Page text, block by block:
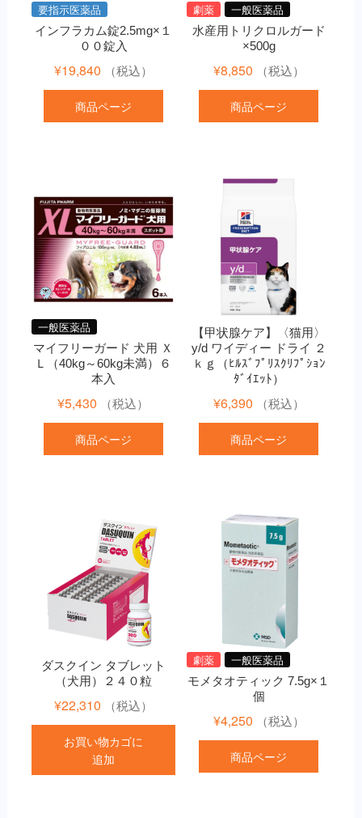
要指示医薬品
インフラカム錠2.5mg×１
００錠入
¥19,840 （税込）
商品ページ
劇薬 一般医薬品
水産用トリクロルガード
×500g
¥8,850 （税込）
商品ページ
一般医薬品
マイフリーガード 犬用 Ｘ
Ｌ（40kg～60kg未満）６
本入
¥5,430 （税込）
商品ページ
【甲状腺ケア】〈猫用〉
y/d ワイディー ドライ ２
ｋｇ（ﾋﾙｽﾞﾌﾟﾘｽｸﾘﾌﾟｼｮﾝ
ﾀﾞｲｴｯﾄ）
¥6,390 （税込）
商品ページ
ダスクイン タブレット
（犬用）２４０粒
¥22,310 （税込）
お買い物カゴに
追加
劇薬 一般医薬品
モメタオティック 7.5g×１
個
¥4,250 （税込）
商品ページ